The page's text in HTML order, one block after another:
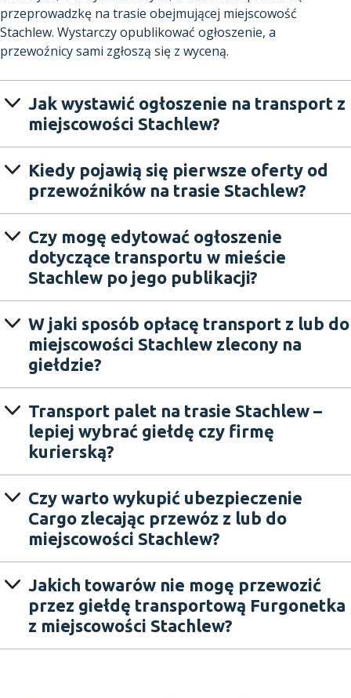
przeprowadzkę na trasie obejmującej miejscowość
Stachlew. Wystarczy opublikować ogłoszenie, a
przewoźnicy sami zgłoszą się z wyceną.
Jak wystawić ogłoszenie na transport z
miejscowości Stachlew?
Kiedy pojawią się pierwsze oferty od
przewoźników na trasie Stachlew?
Czy mogę edytować ogłoszenie
dotyczące transportu w mieście
Stachlew po jego publikacji?
W jaki sposób opłacę transport z lub do
miejscowości Stachlew zlecony na
giełdzie?
Transport palet na trasie Stachlew –
lepiej wybrać giełdę czy firmę
kurierską?
Czy warto wykupić ubezpieczenie
Cargo zlecając przewóz z lub do
miejscowości Stachlew?
Jakich towarów nie mogę przewozić
przez giełdę transportową Furgonetka
z miejscowości Stachlew?